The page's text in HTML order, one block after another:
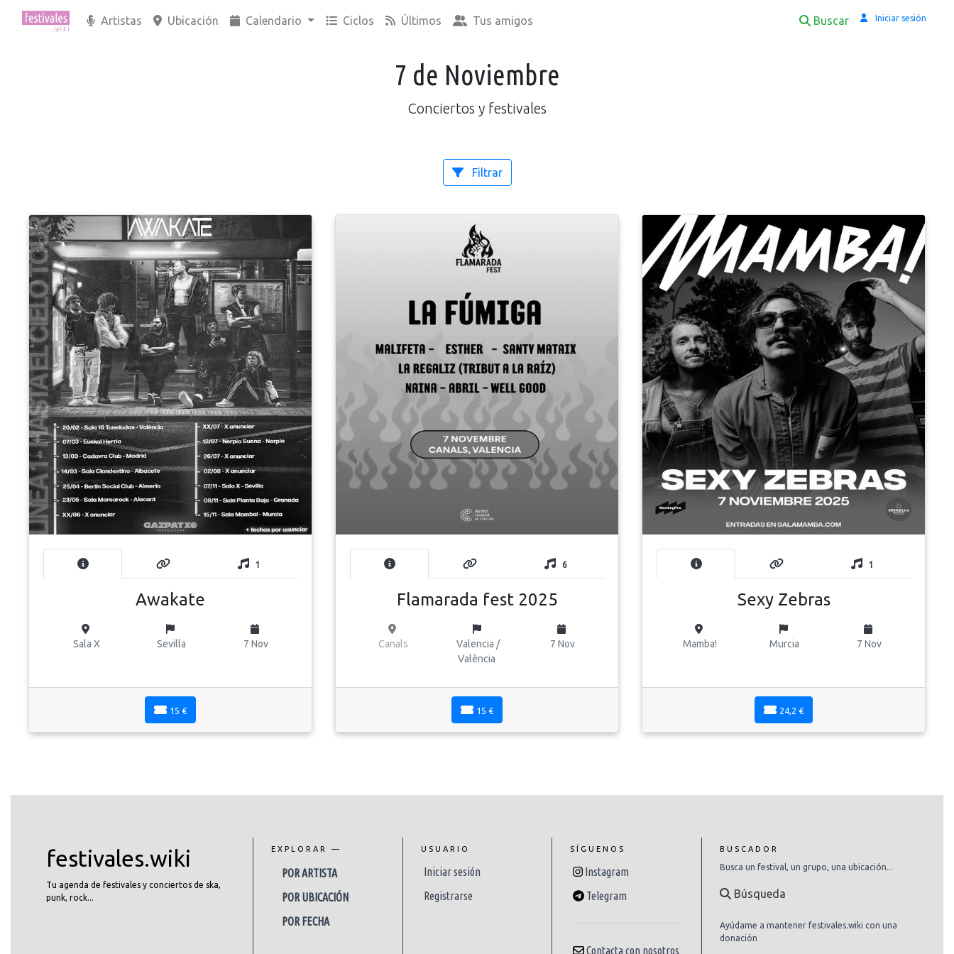
Artistas Ubicación Calendario Ciclos Últimos Tus amigos Buscar Iniciar sesión
7 de Noviembre
Conciertos y festivales
Filtrar
1
Awakate
Sala X Sevilla 7 Nov
15 €
6
Flamarada fest 2025
Canals
Valencia /
València
7 Nov
15 €
1
Sexy Zebras
Mamba! Murcia 7 Nov
24,2 €
festivales.wiki
Tu agenda de festivales y conciertos de ska,
punk, rock...
EXPLORAR —
POR ARTISTA
POR UBICACIÓN
POR FECHA
USUARIO
Iniciar sesión
Registrarse
SÍGUENOS
Instagram
Telegram
Contacta con nosotros
BUSCADOR
Busca un festival, un grupo, una ubicación...
Búsqueda
Ayúdame a mantener festivales.wiki con una
donación